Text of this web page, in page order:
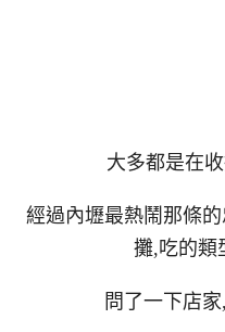
大多都是在
經過內壢最熱鬧那條
攤,吃的類
問了一下店